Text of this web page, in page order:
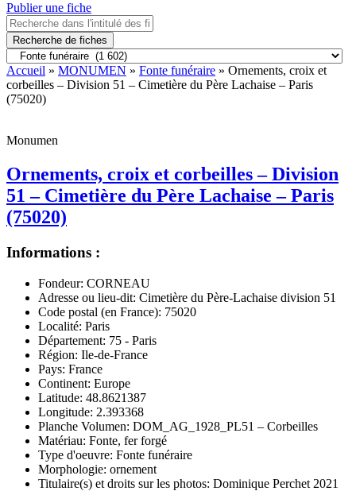
Publier une fiche
Recherche de fiches
Accueil » MONUMEN » Fonte funéraire » Ornements, croix et
corbeilles – Division 51 – Cimetière du Père Lachaise – Paris
(75020)
Monumen
Ornements, croix et corbeilles – Division
51 – Cimetière du Père Lachaise – Paris
(75020)
Informations :
Fondeur: CORNEAU
Adresse ou lieu-dit: Cimetière du Père-Lachaise division 51
Code postal (en France): 75020
Localité: Paris
Département: 75 - Paris
Région: Ile-de-France
Pays: France
Continent: Europe
Latitude: 48.8621387
Longitude: 2.393368
Planche Volumen: DOM_AG_1928_PL51 – Corbeilles
Matériau: Fonte, fer forgé
Type d'oeuvre: Fonte funéraire
Morphologie: ornement
Titulaire(s) et droits sur les photos: Dominique Perchet 2021